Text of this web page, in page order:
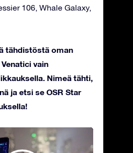
106, Whale Galaxy,
tähdistöstä oman
vain
Nimeä tähti,
ja etsi se OSR Star